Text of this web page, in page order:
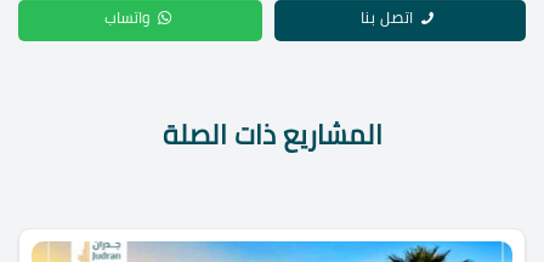
اتصل بنا واتساب
المشاريع ذات الصلة